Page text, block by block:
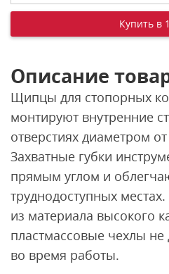
Описание
Щипцы для стопорных
монтируют внутренние
отверстиях диаметром
Захватные губки
прямым углом и
труднодоступных
из материала высокого
пластмассовые чехлы не
во время работы.